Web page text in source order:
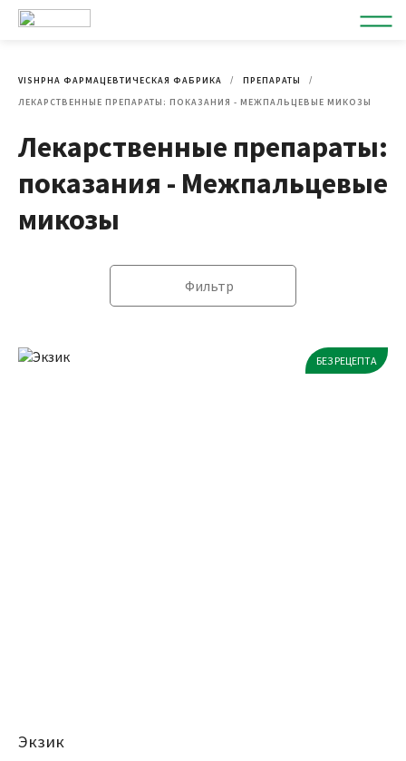
VISHPHA ФАРМАЦЕВТИЧЕСКАЯ ФАБРИКА
ПРЕПАРАТЫ
ЛЕКАРСТВЕННЫЕ ПРЕПАРАТЫ: ПОКАЗАНИЯ - МЕЖПАЛЬЦЕВЫЕ МИКОЗЫ
Лекарственные препараты:
показания - Межпальцевые
микозы
Фильтр
БЕЗ РЕЦЕПТА
Экзик